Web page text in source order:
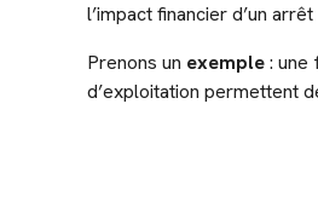
l’impact financier d’un
Prenons un exemple: une
d’exploitation permettent